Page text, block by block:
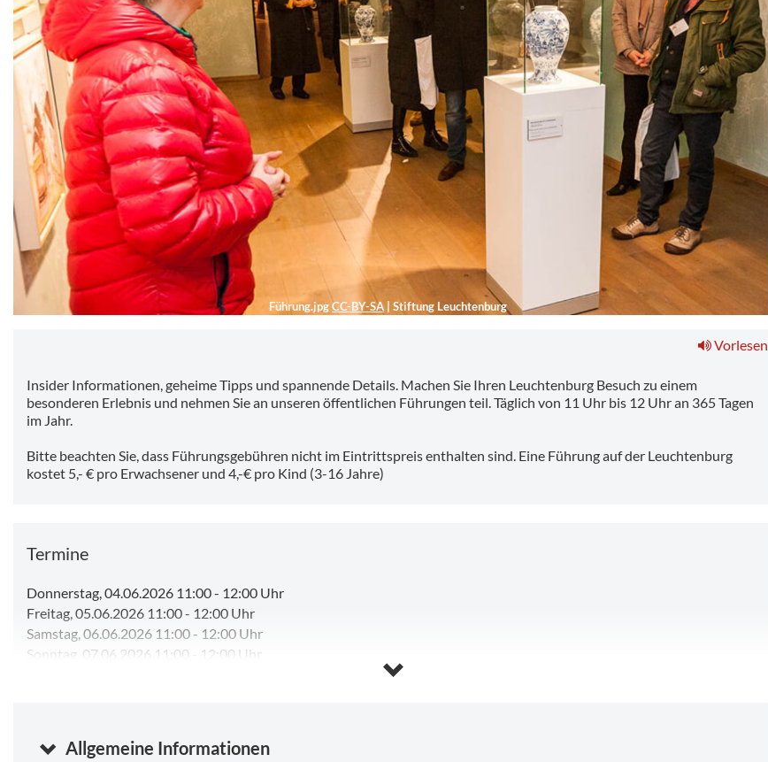
Führung.jpgCC-BY-SA Stiftung Leuchtenburg
Vorlesen
Insider Informationen, geheime Tipps und spannende Details. Machen Sie Ihren Leuchtenburg Besuch zu einem
besonderen Erlebnis und nehmen Sie an unseren öffentlichen Führungen teil. Täglich von 11 Uhr bis 12 Uhr an 365 Tagen
im Jahr.
Bitte beachten Sie, dass Führungsgebühren nicht im Eintrittspreis enthalten sind. Eine Führung auf der Leuchtenburg
kostet 5,- € pro Erwachsener und 4,-€ pro Kind (3-16 Jahre)
Termine
Donnerstag, 04.06.2026 11:00- 12:00 Uhr
Freitag, 05.06.2026 11:00- 12:00 Uhr
Samstag, 06.06.2026 11:00 - 12:00 Uhr
Sonntag, 07.06.2026 11:00
12:00 Uhr
Samstag, 08.08.2026 11:00-12:00 Uhr
Allgemeine Informationen